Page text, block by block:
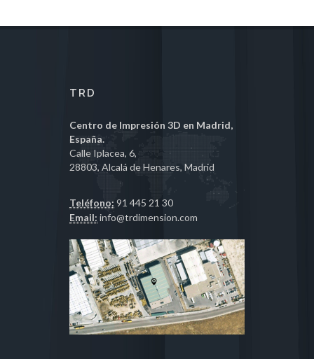
TRD
Centro de Impresión 3D en Madrid,
España.
Calle Iplacea, 6,
28803, Alcalá de Henares, Madrid
Teléfono: 91 445 21 30
Email: info@trdimension.com